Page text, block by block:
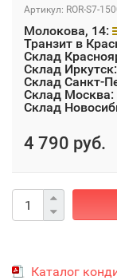
Артикул: ROR-S7-
Молокова, 14:
Транзит в
Склад
Склад Иркутск:
Склад Санкт-
Склад Москва:
Склад
4 790 руб.
Каталог